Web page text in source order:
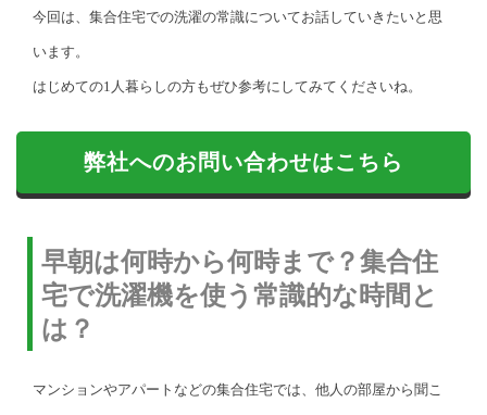
今回は、集合住宅での洗濯の常識についてお話していきたいと思
います。
はじめての1人暮らしの方もぜひ参考にしてみてくださいね。
弊社へのお問い合わせはこちら
早朝は何時から何時まで？集合住
宅で洗濯機を使う常識的な時間と
は？
マンションやアパートなどの集合住宅では、他人の部屋から聞こ